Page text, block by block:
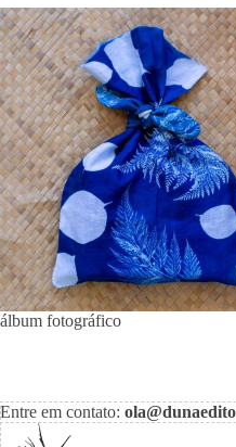
álbum fotográfico
Entre em contato: